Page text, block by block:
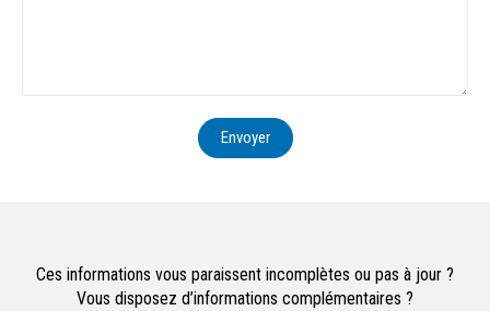
Envoyer
Ces informations vous paraissent incomplètes ou pas à jour ?
Vous disposez d’informations complémentaires ?